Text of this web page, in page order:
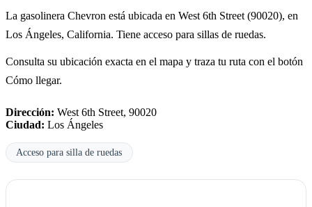
La gasolinera Chevron está ubicada en West 6th Street (90020), en
Los Ángeles, California. Tiene acceso para sillas de ruedas.
Consulta su ubicación exacta en el mapa y traza tu ruta con el botón
Cómo llegar.
Dirección: West 6th Street, 90020
Ciudad: Los Ángeles
Acceso para silla de ruedas